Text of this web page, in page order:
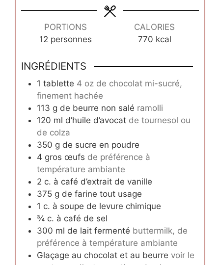
PORTIONS
12 personnes
CALORIES
770 kcal
INGRÉDIENTS
1 tablette 4 oz de chocolat mi-sucré,
finement hachée
113 g de beurre non salé ramolli
120 ml d’huile d’avocat de tournesol ou
de colza
350 g de sucre en poudre
4 gros œufs de préférence à
température ambiante
2 c. à café d’extrait de vanille
375 g de farine tout usage
1 c. à soupe de levure chimique
¾ c. à café de sel
300 ml de lait fermenté buttermilk, de
préférence à température ambiante
Glaçage au chocolat et au beurre voir le